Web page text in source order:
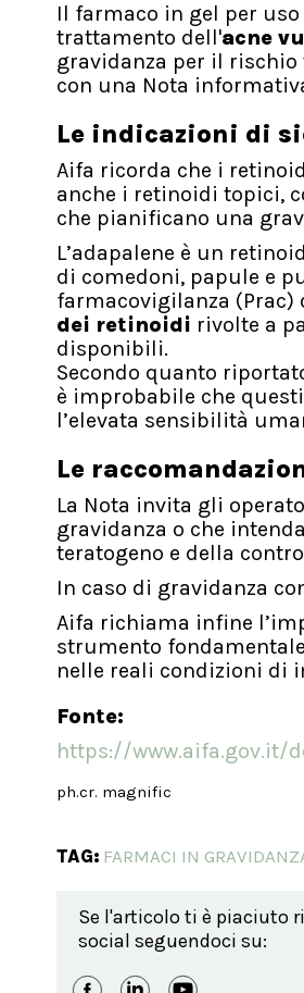
Il farmaco in gel per
trattamento dell'acne
gravidanza per il
con una Nota
Le indicazioni di
Aifa ricorda che i
anche i retinoidi topici,
che pianificano una
L’adapalene è un
di comedoni, papule e
farmacovigilanza (Prac)
dei retinoidi rivolte a
disponibili.
Secondo quanto
è improbabile che
l’elevata sensibilità
Le
La Nota invita gli
gravidanza o che
teratogeno e della
In caso di gravidanza
Aifa richiama infine
strumento
nelle reali condizioni di
Fonte:
https://www.aifa.gov.it/
ph.cr. magnific
TAG: FARMACI IN
Se l'articolo ti è piaciuto
social seguendoci su: